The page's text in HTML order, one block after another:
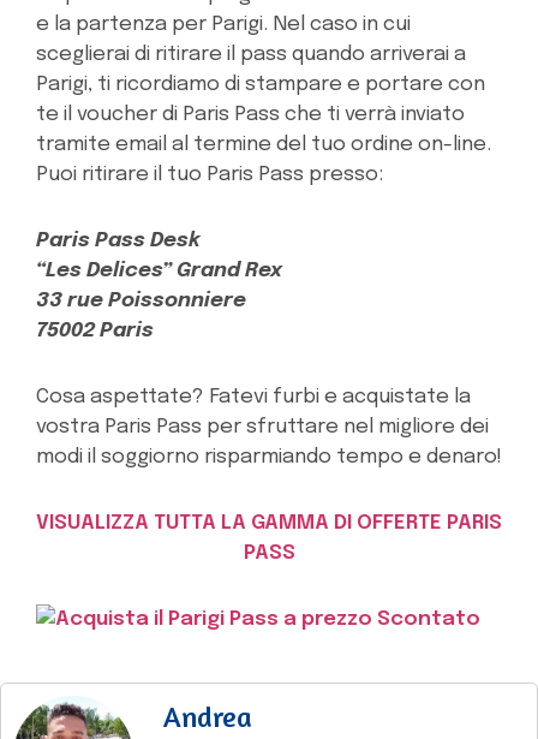
e la partenza per Parigi. Nel caso in cui
sceglierai di ritirare il pass quando arriverai a
Parigi, ti ricordiamo di stampare e portare con
te il voucher di Paris Pass che ti verrà inviato
tramite email al termine del tuo ordine on-line.
Puoi ritirare il tuo Paris Pass presso:
Paris Pass Desk
“Les Delices” Grand Rex
33 rue Poissonniere
75002 Paris
Cosa aspettate? Fatevi furbi e acquistate la
vostra Paris Pass per sfruttare nel migliore dei
modi il soggiorno risparmiando tempo e denaro!
VISUALIZZA TUTTA LA GAMMA DI OFFERTE PARIS
PASS
Andrea